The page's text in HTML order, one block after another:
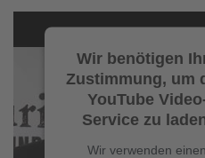
Player
Wir benötigen
Zustimmung, um
YouTube
Service zu
Wir verwenden einen